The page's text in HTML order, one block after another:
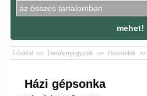
mehet!
Főoldal >> Tartalomjegyzék >> Húsételek >>
Házi gépsonka